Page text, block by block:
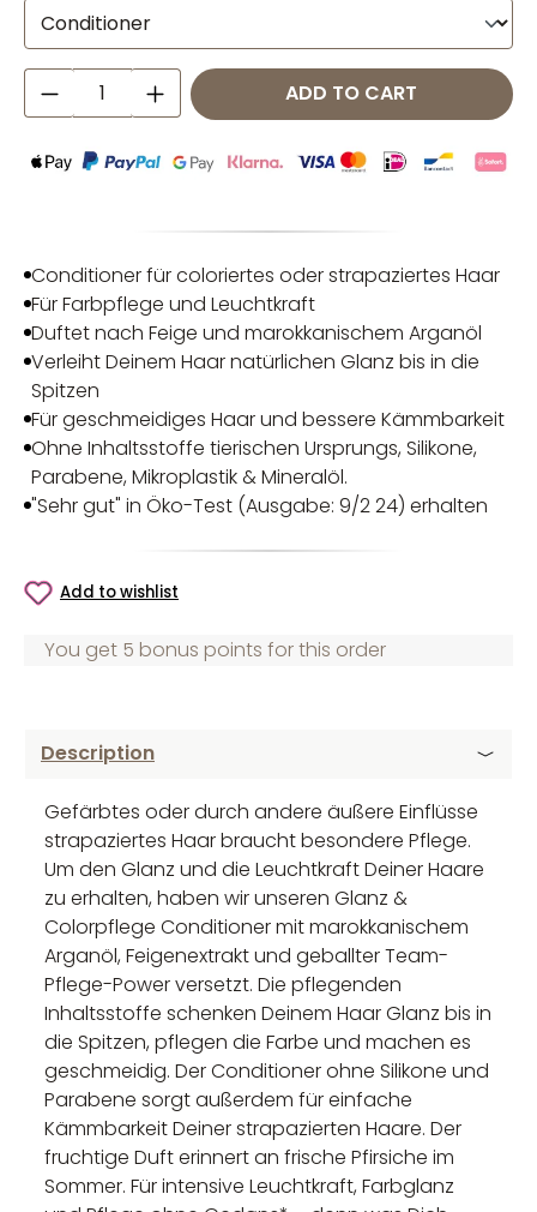
Product Quantity: Enter the desired
ADD TO CART
Conditioner für coloriertes oder strapaziertes Haar
Für Farbpflege und Leuchtkraft
Duftet nach Feige und marokkanischem Arganöl
Verleiht Deinem Haar natürlichen Glanz bis in die
Spitzen
Für geschmeidiges Haar und bessere Kämmbarkeit
Ohne Inhaltsstoffe tierischen Ursprungs, Silikone,
Parabene, Mikroplastik & Mineralöl.
"Sehr gut" in Öko-Test (Ausgabe: 9/2 24) erhalten
Add to wishlist
You get 5 bonus points for this order
Description
Gefärbtes oder durch andere äußere Einflüsse
strapaziertes Haar braucht besondere Pflege.
Um den Glanz und die Leuchtkraft Deiner Haare
zu erhalten, haben wir unseren Glanz &
Colorpflege Conditioner mit marokkanischem
Arganöl, Feigenextrakt und geballter Team-
Pflege-Power versetzt. Die pflegenden
Inhaltsstoffe schenken Deinem Haar Glanz bis in
die Spitzen, pflegen die Farbe und machen es
geschmeidig. Der Conditioner ohne Silikone und
Parabene sorgt außerdem für einfache
Kämmbarkeit Deiner strapazierten Haare. Der
fruchtige Duft erinnert an frische Pfirsiche im
Sommer. Für intensive Leuchtkraft, Farbglanz